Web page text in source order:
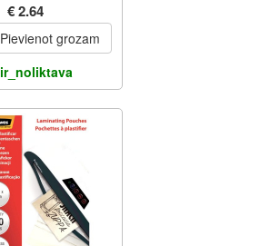
€ 2.64
Pievienot grozam
ir_noliktava